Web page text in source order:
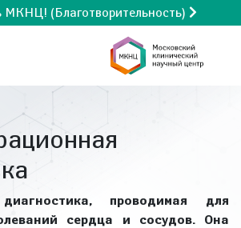
(Благотворительность)
диагностика, проводимая для
сердца и сосудов. Она